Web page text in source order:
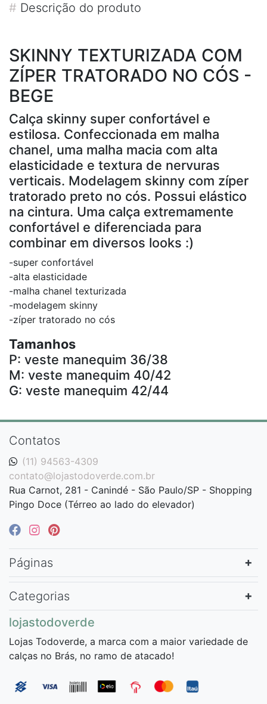
# Descrição do produto
SKINNY TEXTURIZADA COM
ZÍPER TRATORADO NO CÓS -
BEGE
Calça skinny super confortável e
estilosa. Confeccionada em malha
chanel, uma malha macia com alta
elasticidade e textura de nervuras
verticais. Modelagem skinny com zíper
tratorado preto no cós. Possui elástico
na cintura. Uma calça extremamente
confortável e diferenciada para
combinar em diversos looks :)
-super confortável
-alta elasticidade
-malha chanel texturizada
-modelagem skinny
-zíper tratorado no cós
Tamanhos
P: veste manequim 36/38
M: veste manequim 40/42
G: veste manequim 42/44
Contatos
(11) 94563-4309
contato@lojastodoverde.com.br
Rua Carnot, 281 - Canindé - São Paulo/SP - Shopping
Pingo Doce (Térreo ao lado do elevador)
Páginas
Categorias
lojastodoverde
Lojas Todoverde, a marca com a maior variedade de
calças no Brás, no ramo de atacado!